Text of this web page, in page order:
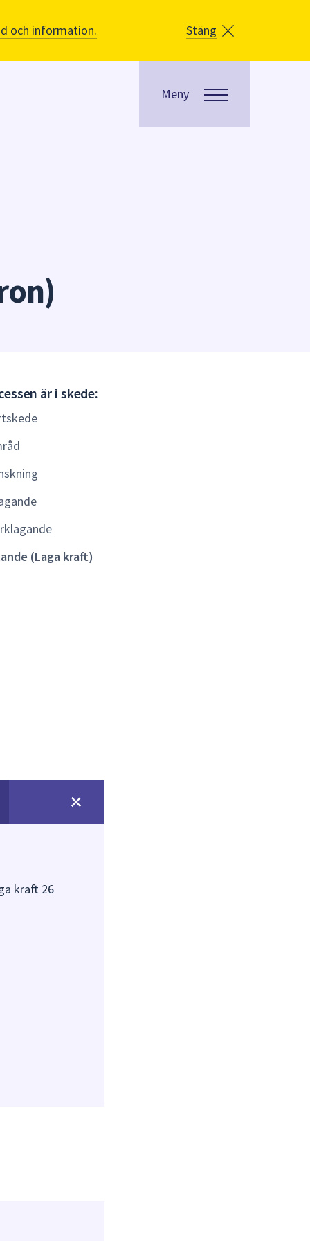
och information. Stäng
Meny
är i skede:
(Laga kraft)
kraft 26